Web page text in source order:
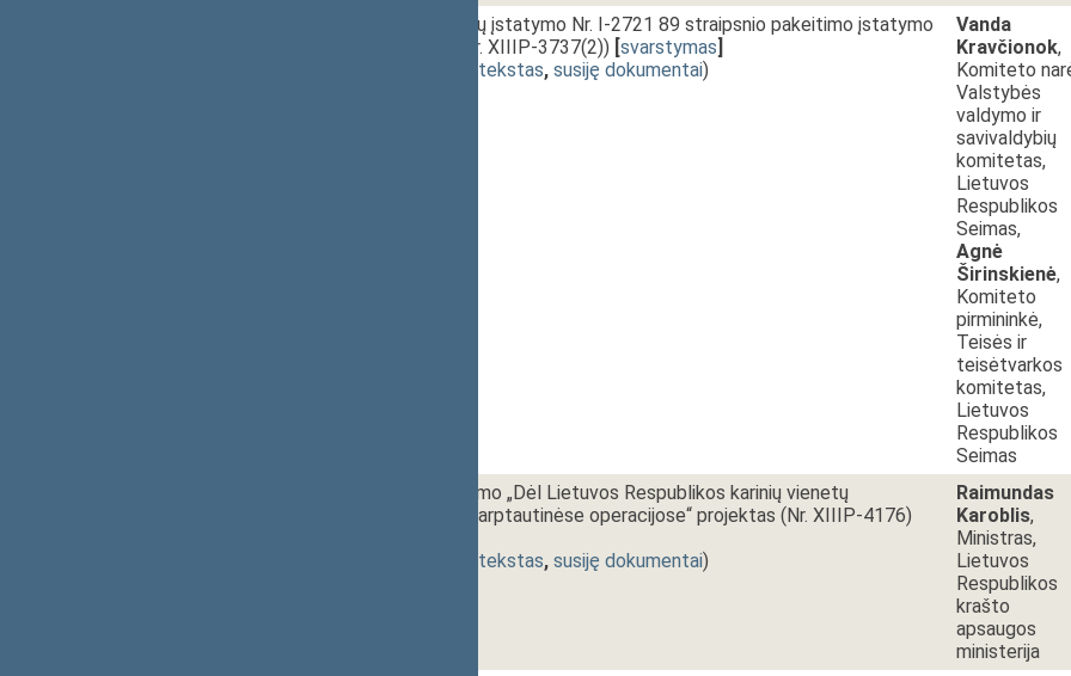
Seimo rinkimų įstatymo Nr. I-2721 89 straipsnio pakeitimo įstatymo
projektas (Nr. XIIIP-3737(2)) [svarstymas]
dokumento tekstas, susiję dokumentai)
Vanda
Kravčionok,
Komiteto
Valstybės
valdymo ir
savivaldybių
komitetas,
Lietuvos
Respublikos
Seimas,
Agnė
Širinskienė,
Komiteto
pirmininkė,
Teisės ir
teisėtvarkos
komitetas,
Lietuvos
Respublikos
Seimas
Seimo nutarimo „Dėl Lietuvos Respublikos karinių vienetų
dalyvavimo tarptautinėse operacijose“ projektas (Nr. XIIIP-4176)
dokumento tekstas, susiję dokumentai)
Raimundas
Karoblis,
Ministras,
Lietuvos
Respublikos
krašto
apsaugos
ministerija